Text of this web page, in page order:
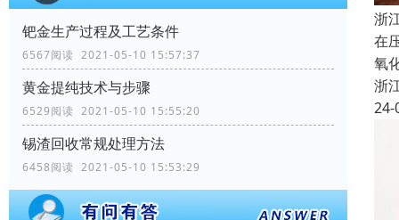
钯金生产过程及工艺条件
6567阅读 2021-05-10 15:57:37
黄金提纯技术与步骤
6529阅读 2021-05-10 15:55:20
锡渣回收常规处理方法
6458阅读 2021-05-10 15:53:29
浙
在
氧
浙
24-